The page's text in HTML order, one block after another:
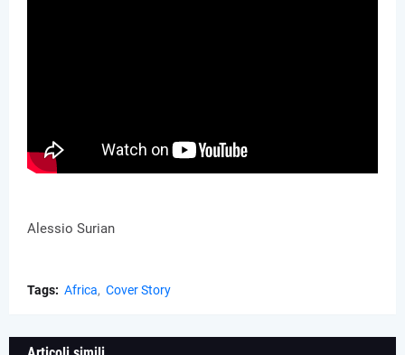
Alessio Surian
Tags: Africa Cover Story